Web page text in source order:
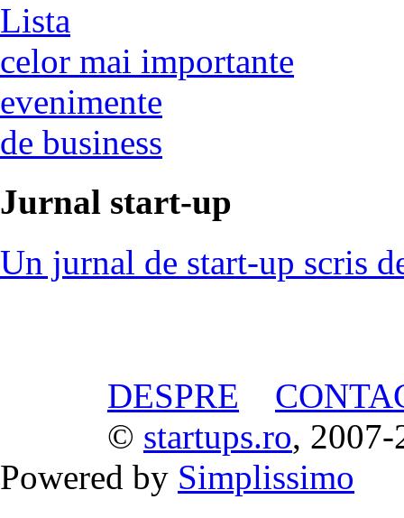
Lista
celor mai importante
evenimente
de business
Jurnal start-up
Un jurnal de start-up scris
DESPRE
© startups.ro, 2007-
Powered by Simplissimo